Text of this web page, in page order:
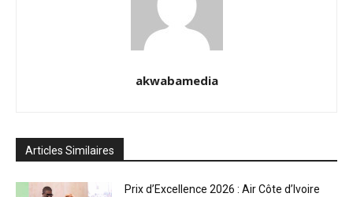
akwabamedia
Articles Similaires
Prix d’Excellence 2026 : Air Côte d’Ivoire